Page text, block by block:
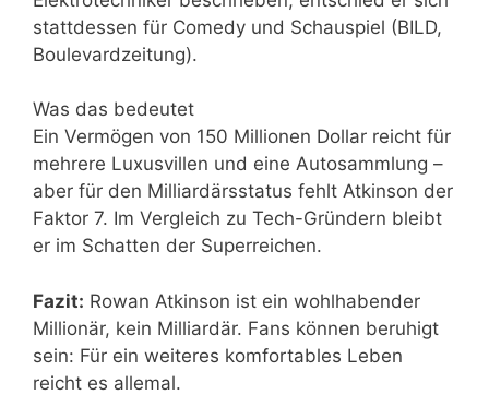
stattdessen für Comedy und Schauspiel (BILD,
Boulevardzeitung).
Was das bedeutet
Ein Vermögen von 150 Millionen Dollar reicht für
mehrere Luxusvillen und eine Autosammlung –
aber für den Milliardärsstatus fehlt Atkinson der
Faktor 7. Im Vergleich zu Tech-Gründern bleibt
er im Schatten der Superreichen.
Fazit: Rowan Atkinson ist ein wohlhabender
Millionär, kein Milliardär. Fans können beruhigt
sein: Für ein weiteres komfortables Leben
reicht es allemal.